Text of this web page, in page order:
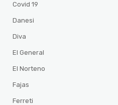
Covid 19
Danesi
Diva
El General
El Norteno
Fajas
Ferreti